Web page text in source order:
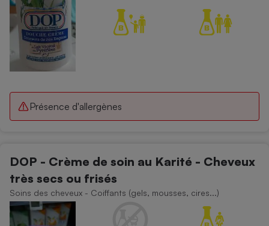
Présence d'allergènes
DOP - Crème de soin au Karité - Cheveux
très secs ou frisés
Soins des cheveux - Coiffants (gels, mousses, cires...)